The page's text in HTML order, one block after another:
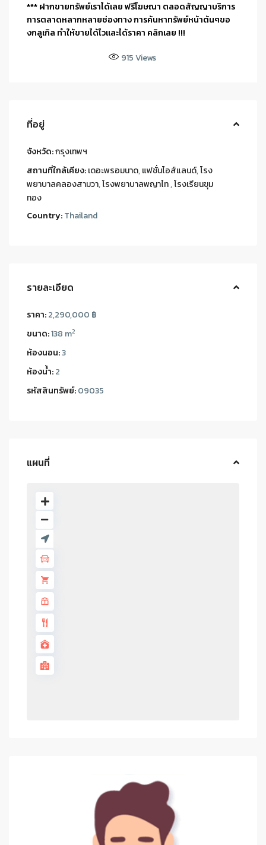
*** ฝากขายทรัพย์เราได้เลย ฟรีโฆษณา ตลอดสัญญาบริการ
การตลาดหลากหลายช่องทาง การค้นหาทรัพย์หน้าต้นๆขอ
งกลูเกิล ทำให้ขายได้ไวและได้ราคา คลิกเลย !!!
915Views
ที่อยู่
จังหวัด:กรุงเทพฯ
สถานที่ใกล้เคียง:เดอะพรอมนาด,แฟชั่นไอส์แลนด์,โรง
พยาบาลคลองสามวา,โรงพยาบาลพญาไท,โรงเรียนขุม
ทอง
Country:Thailand
รายละเอียด
ราคา:2,290,000 ฿
ขนาด:138 m2
ห้องนอน:3
ห้องน้ำ:2
รหัสสินทรัพย์:09035
แผนที่